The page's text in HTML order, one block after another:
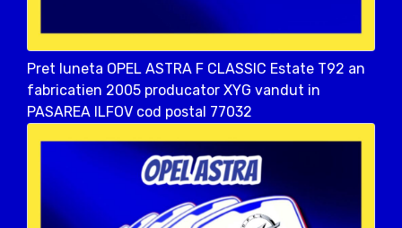
Pret luneta OPEL ASTRA F CLASSIC Estate T92 an
fabricatien 2005 producator XYG vandut in
PASAREA ILFOV cod postal 77032